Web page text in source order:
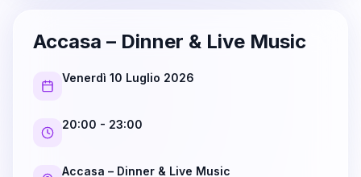
Accasa – Dinner & Live Music
Venerdì 10 Luglio 2026
20:00 - 23:00
Accasa – Dinner & Live Music